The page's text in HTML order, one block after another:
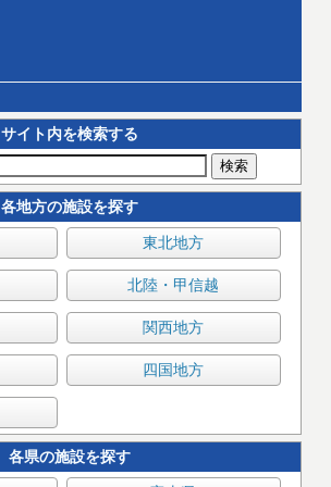
サイト内を検索する
各地方の施設を探す
東北地方
北陸・甲信越
関西地方
四国地方
各県の施設を探す